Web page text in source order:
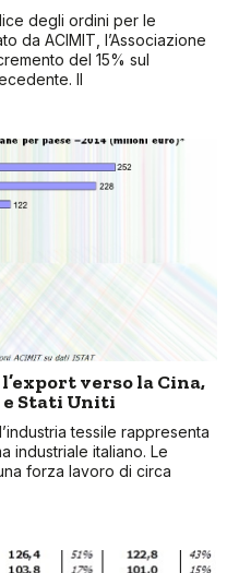
degli ordini per le
da ACIMIT, l’Associazione
del 15% sul
Il
verso la Cina,
Stati Uniti
tessile rappresenta
industriale italiano. Le
forza lavoro di circa